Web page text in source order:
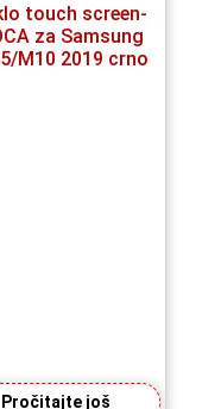
touch screen-
za Samsung
M10 2019 crno
Pročitajte još